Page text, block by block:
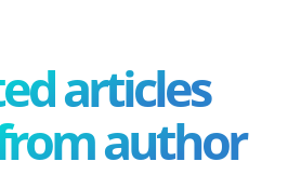
articles
author